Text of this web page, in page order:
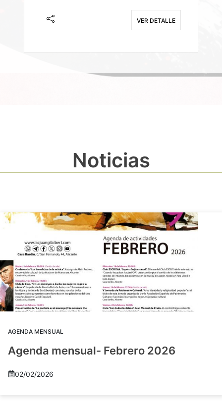
VER DETALLE
Noticias
AGENDA MENSUAL
Agenda mensual- Febrero 2026
02/02/2026